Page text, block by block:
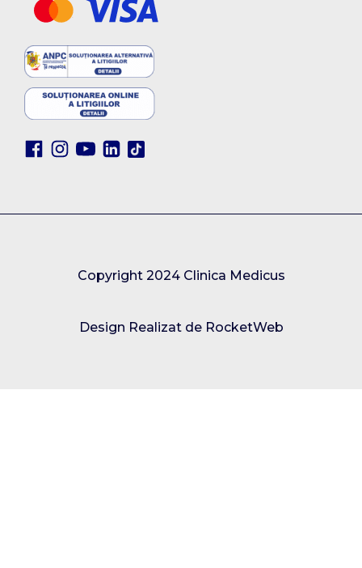
Copyright 2024 Clinica Medicus
Design Realizat de RocketWeb